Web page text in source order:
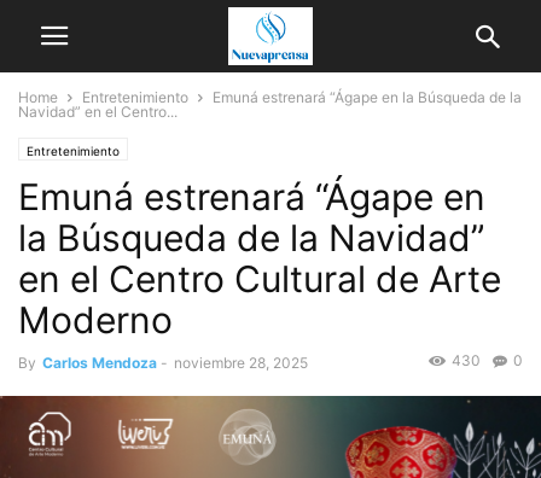
Home Entretenimiento
Emuná estrenará “Ágape en la Búsqueda de la
Navidad” en el Centro...
Entretenimiento
Emuná estrenará “Ágape en
la Búsqueda de la Navidad”
en el Centro Cultural de Arte
Moderno
By Carlos Mendoza - noviembre 28, 2025 0
430